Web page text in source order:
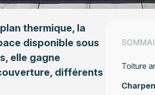
thermique, la
disponible sous
elle gagne
différents
Toiture